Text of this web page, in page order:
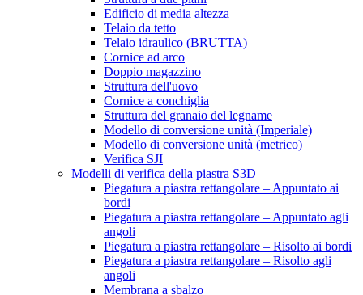
Edificio di media altezza
Telaio da tetto
Telaio idraulico (BRUTTA)
Cornice ad arco
Doppio magazzino
Struttura dell'uovo
Cornice a conchiglia
Struttura del granaio del legname
Modello di conversione unità (Imperiale)
Modello di conversione unità (metrico)
Verifica SJI
Modelli di verifica della piastra S3D
Piegatura a piastra rettangolare – Appuntato ai
bordi
Piegatura a piastra rettangolare – Appuntato agli
angoli
Piegatura a piastra rettangolare – Risolto ai bordi
Piegatura a piastra rettangolare – Risolto agli
angoli
Membrana a sbalzo